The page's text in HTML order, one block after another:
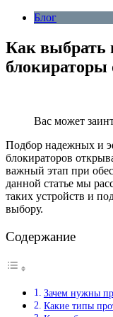
Блог
Как выбрать
Вас может
Подбор надежных и
блокираторов
важный этап при
данной статье мы
таких устройств и
выбору.
Содержание
Зачем нужны
Какие типы